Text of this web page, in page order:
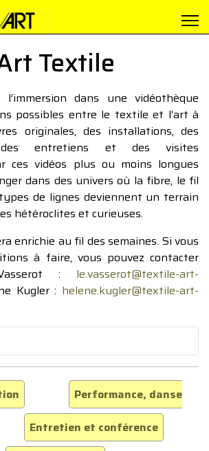
Textile
l’immersion dans une vidéothèque
possibles entre le textile et l’art à
originales, des installations, des
des entretiens et des visites
ces vidéos plus ou moins longues
dans des univers où la fibre, le fil
de lignes deviennent un terrain
hétéroclites et curieuses.
enrichie au fil des semaines. Si vous
à faire, vous pouvez contacter
: le.vasserot@textile-art-
Kugler : helene.kugler@textile-art-
Performance, danse
Entretien et conférence